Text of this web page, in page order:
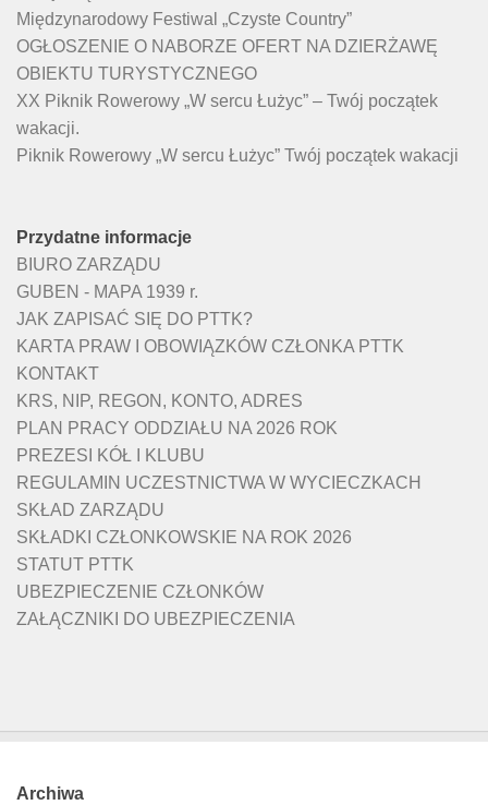
Międzynarodowy Festiwal „Czyste Country”
OGŁOSZENIE O NABORZE OFERT NA DZIERŻAWĘ
OBIEKTU TURYSTYCZNEGO
XX Piknik Rowerowy „W sercu Łużyc” – Twój początek
wakacji.
Piknik Rowerowy „W sercu Łużyc” Twój początek wakacji
Przydatne informacje
BIURO ZARZĄDU
GUBEN - MAPA 1939 r.
JAK ZAPISAĆ SIĘ DO PTTK?
KARTA PRAW I OBOWIĄZKÓW CZŁONKA PTTK
KONTAKT
KRS, NIP, REGON, KONTO, ADRES
PLAN PRACY ODDZIAŁU NA 2026 ROK
PREZESI KÓŁ I KLUBU
REGULAMIN UCZESTNICTWA W WYCIECZKACH
SKŁAD ZARZĄDU
SKŁADKI CZŁONKOWSKIE NA ROK 2026
STATUT PTTK
UBEZPIECZENIE CZŁONKÓW
ZAŁĄCZNIKI DO UBEZPIECZENIA
Archiwa